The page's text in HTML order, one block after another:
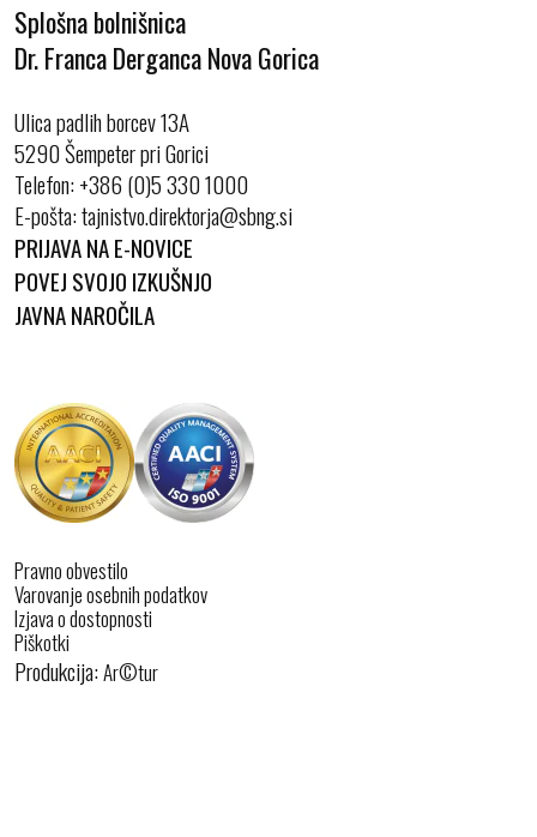
Splošna bolnišnica
Dr. Franca Derganca Nova Gorica
Ulica padlih borcev 13A
5290 Šempeter pri Gorici
Telefon:+386 (0)5 330 1000
E-pošta:
PRIJAVA NA E-NOVICE
POVEJ SVOJO IZKUŠNJO
JAVNA NAROČILA
Pravno obvestilo
Varovanje osebnih podatkov
Izjava o dostopnosti
Piškotki
Produkcija:Ar©tur